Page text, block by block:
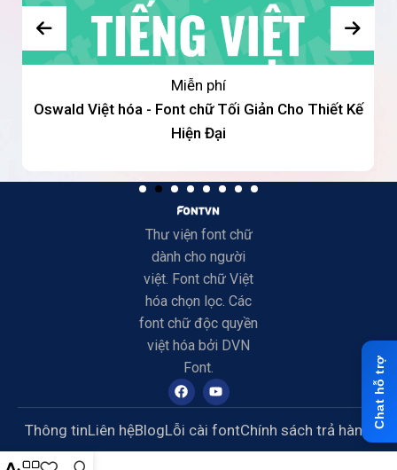
Miễn phí
Oswald Việt hóa - Font chữ Tối Giản Cho Thiết Kế
Hiện Đại
Thư viện font chữ
dành cho người
việt. Font chữ Việt
hóa chọn lọc. Các
font chữ độc quyền
việt hóa bởi DVN
Font.
Thông tinLiên hệBlogLỗi cài fontChính sách trả hàng